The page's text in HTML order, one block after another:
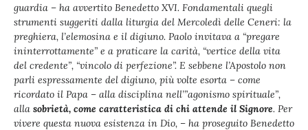
guardia – ha avvertito Benedetto XVI. Fondamentali quegli
strumenti suggeriti dalla liturgia del Mercoledì delle Ceneri: la
preghiera, l’elemosina e il digiuno. Paolo invitava a “pregare
ininterrottamente” e a praticare la carità, “vertice della vita
del credente”, “vincolo di perfezione”. E sebbene l’Apostolo non
parli espressamente del digiuno, più volte esorta – come
ricordato il Papa – alla disciplina nell’”agonismo spirituale”,
alla sobrietà, come caratteristica di chi attende il Signore. Per
vivere questa nuova esistenza in Dio, – ha proseguito Benedetto